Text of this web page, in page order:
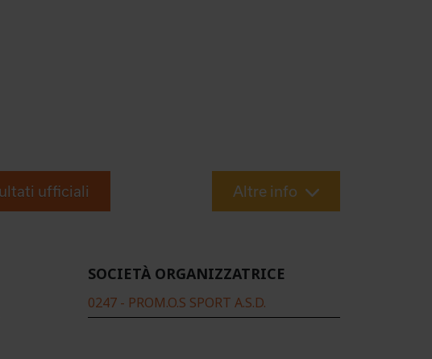
ufficiali Altre info
SOCIETÀ ORGANIZZATRICE
0247 - PROM.O.S SPORT A.S.D.